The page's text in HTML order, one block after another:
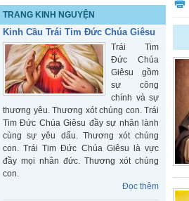
TRANG KINH NGUYỆN
chính và sự
thương yêu. Thương xót chúng con. Trái
Tim Đức Chúa Giêsu đầy sự nhân lành
cùng sự yêu dấu. Thương xót chúng
con. Trái Tim Đức Chúa Giêsu là vực
đầy mọi nhân đức. Thương xót chúng
Đọc thêm
CẦU CÙNG CHÚA GIÊ-SU THÁNH
THỂ
trước tôn